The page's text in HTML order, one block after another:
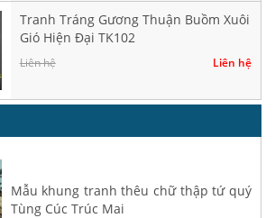
Tranh Tráng Gương Thuận Buồm Xuôi
Gió Hiện Đại TK102
Liên hệ Liên hệ
Mẫu khung tranh thêu chữ thập tứ quý
Tùng Cúc Trúc Mai